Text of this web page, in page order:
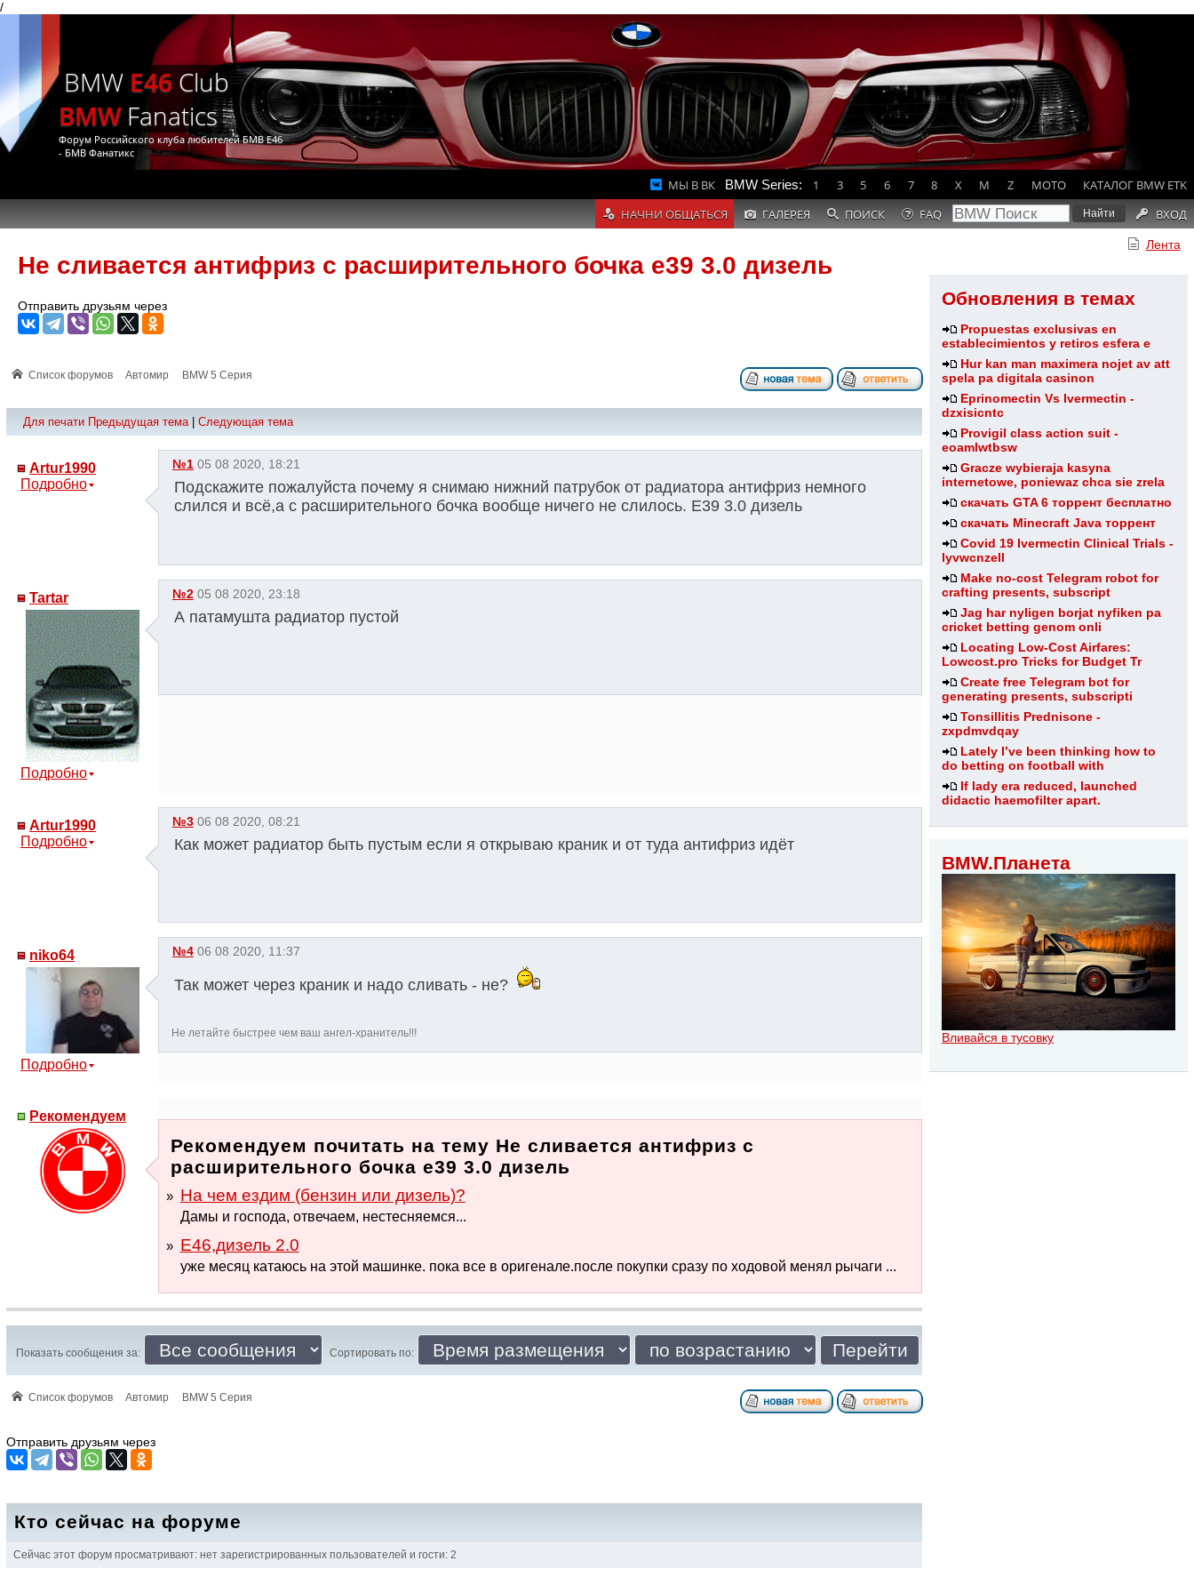
/
BMW E46 Club
BMWFanatics
Форум Российского клуба любителей БМВ Е46
- БМВ Фанатикс
МЫ В ВК BMW Series: 1 3 5 6 7 8 X M Z MOTO
КАТАЛОГ BMW ETK
НАЧНИ ОБЩАТЬСЯ
ГАЛЕРЕЯ ПОИСК FAQ ВХОД
Лента
Обновления в темах
Propuestas exclusivas en
establecimientos y retiros esfera e
Hur kan man maximera nojet av att
spela pa digitala casinon
Eprinomectin Vs Ivermectin -
dzxisicntc
Provigil class action suit -
eoamlwtbsw
Gracze wybieraja kasyna
internetowe, poniewaz chca sie zrela
скачать GTA 6 торрент бесплатно
скачать Minecraft Java торрент
Covid 19 Ivermectin Clinical Trials -
lyvwcnzell
Make no-cost Telegram robot for
crafting presents, subscript
Jag har nyligen borjat nyfiken pa
cricket betting genom onli
Locating Low-Cost Airfares:
Lowcost.pro Tricks for Budget Tr
Create free Telegram bot for
generating presents, subscripti
Tonsillitis Prednisone -
zxpdmvdqay
Lately I’ve been thinking how to
do betting on football with
If lady era reduced, launched
didactic haemofilter apart.
BMW.Планета
Вливайся в тусовку
Не сливается антифриз с расширительного бочка е39 3.0 дизель
Отправить друзьям через
Список форумов Автомир BMW 5 Серия
Для печати Предыдущая тема| Следующая тема
Artur1990
Подробно
№1 05 08 2020, 18:21
Подскажите пожалуйста почему я снимаю нижний патрубок от радиатора антифриз немного
слился и всё,а с расширительного бочка вообще ничего не слилось. Е39 3.0 дизель
Tartar
Подробно
№2 05 08 2020, 23:18
А патамушта радиатор пустой
Artur1990
Подробно
№3 06 08 2020, 08:21
Как может радиатор быть пустым если я открываю краник и от туда антифриз идёт
niko64
Подробно
№4 06 08 2020, 11:37
Так может через краник и надо сливать - не?
Не летайте быстрее чем ваш ангел-хранитель!!!
Рекомендуем
Рекомендуем почитать на тему Не сливается антифриз с
расширительного бочка е39 3.0 дизель
На чем ездим (бензин или дизель)?
Дамы и господа, отвечаем, нестесняемся...
Е46,дизель 2.0
уже месяц катаюсь на этой машинке. пока все в оригенале.после покупки сразу по ходовой менял рычаги ...
Показать сообщения за: Сортировать по:
Список форумов Автомир BMW 5 Серия
Отправить друзьям через
Кто сейчас на форуме
Сейчас этот форум просматривают: нет зарегистрированных пользователей и гости: 2